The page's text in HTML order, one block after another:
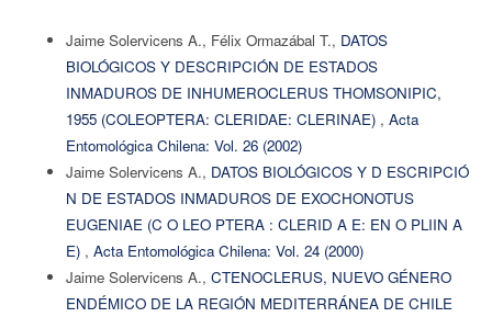
Jaime Solervicens A., Félix Ormazábal T., DATOS
BIOLÓGICOS Y DESCRIPCIÓN DE ESTADOS
INMADUROS DE INHUMEROCLERUS THOMSONIPIC,
1955 (COLEOPTERA: CLERIDAE: CLERINAE) , Acta
Entomológica Chilena: Vol. 26 (2002)
Jaime Solervicens A., DATOS BIOLÓGICOS Y D ESCRIPCIÓ
N DE ESTADOS INMADUROS DE EXOCHONOTUS
EUGENIAE (C O LEO PTERA : CLERID A E: EN O PLIIN A
E) , Acta Entomológica Chilena: Vol. 24 (2000)
Jaime Solervicens A., CTENOCLERUS, NUEVO GÉNERO
ENDÉMICO DE LA REGIÓN MEDITERRÁNEA DE CHILE